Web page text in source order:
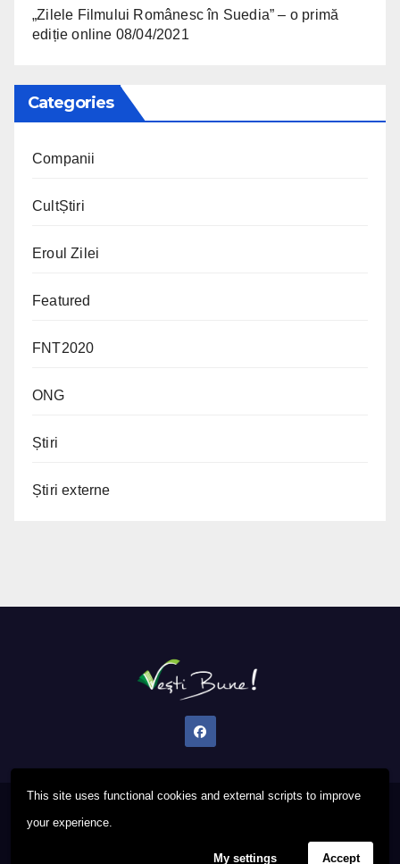
This site uses functional cookies and external scripts to improve
your experience.
My settings Accept
„Zilele Filmului Românesc în Suedia” – o primă
ediție online 08/04/2021
Categories
Companii
CultȘtiri
Eroul Zilei
Featured
FNT2020
ONG
Știri
Știri externe
Proudly powered by WordPress
Privacy PolicyFAQ